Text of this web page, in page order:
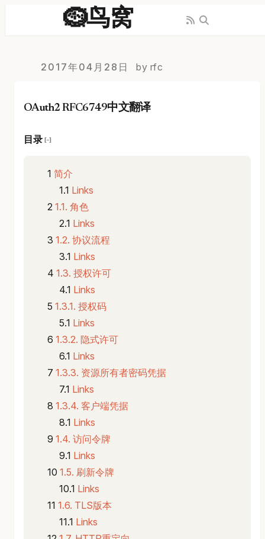
🪹鸟窝
2017年04月28日 by rfc
OAuth2 RFC6749中文翻译
目录 [−]
简介
Links
1.1. 角色
Links
1.2. 协议流程
Links
1.3. 授权许可
Links
1.3.1. 授权码
Links
1.3.2. 隐式许可
Links
1.3.3. 资源所有者密码凭据
Links
1.3.4. 客户端凭据
Links
1.4. 访问令牌
Links
1.5. 刷新令牌
Links
1.6. TLS版本
Links